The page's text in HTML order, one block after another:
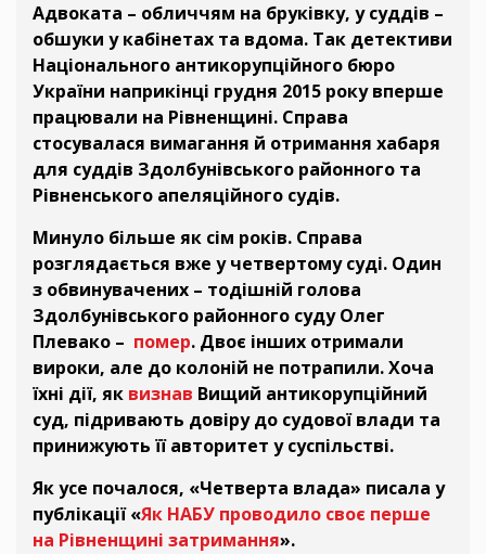
Адвоката – обличчям на бруківку, у суддів –
обшуки у кабінетах та вдома. Так детективи
Національного антикорупційного бюро
України наприкінці грудня 2015 року вперше
працювали на Рівненщині. Справа
стосувалася вимагання й отримання хабаря
для суддів Здолбунівського районного та
Рівненського апеляційного судів.
Минуло більше як сім років. Справа
розглядається вже у четвертому суді. Один
з обвинувачених – тодішній голова
Здолбунівського районного суду Олег
Плевако – помер. Двоє інших отримали
вироки, але до колоній не потрапили. Хоча
їхні дії, як визнав Вищий антикорупційний
суд, підривають довіру до судової влади та
принижують її авторитет у суспільстві.
Як усе почалося, «Четверта влада» писала у
публікації «Як НАБУ проводило своє перше
на Рівненщині затримання».